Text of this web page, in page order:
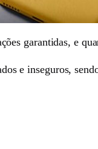
garantidas, e
e inseguros,